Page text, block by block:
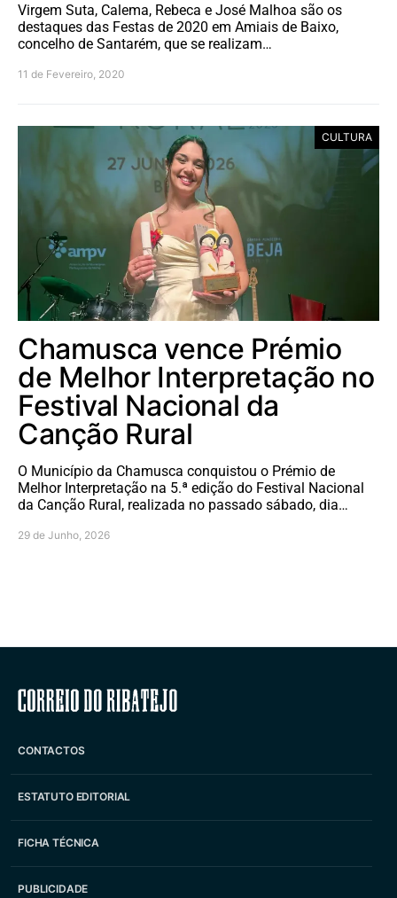
Virgem Suta, Calema, Rebeca e José Malhoa são os
destaques das Festas de 2020 em Amiais de Baixo,
concelho de Santarém, que se realizam…
11 de Fevereiro, 2020
CULTURA
Chamusca vence Prémio
de Melhor Interpretação no
Festival Nacional da
Canção Rural
O Município da Chamusca conquistou o Prémio de
Melhor Interpretação na 5.ª edição do Festival Nacional
da Canção Rural, realizada no passado sábado, dia…
29 de Junho, 2026
Correio do Ribatejo
CONTACTOS
ESTATUTO EDITORIAL
FICHA TÉCNICA
PUBLICIDADE